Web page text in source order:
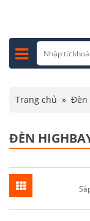
Trang chủ » Đèn
ĐÈN